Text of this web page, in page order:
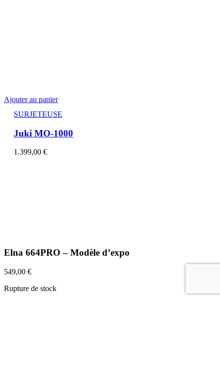
Ajouter au panier
SURJETEUSE
Juki MO-1000
1.399,00 €
Elna 664PRO – Modèle d’expo
549,00 €
Rupture de stock